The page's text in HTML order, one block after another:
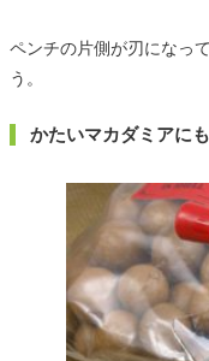
ペンチの片側が刃になっ
う。
かたいマカダミアに